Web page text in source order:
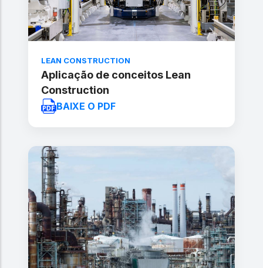
LEAN CONSTRUCTION
Aplicação de conceitos Lean
Construction
BAIXE O PDF